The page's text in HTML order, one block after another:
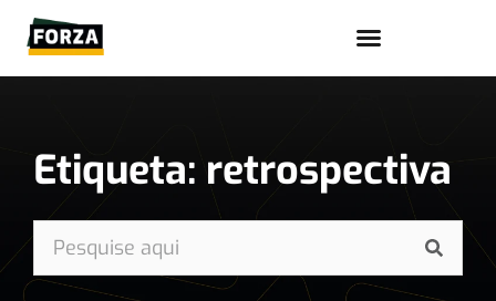
Etiqueta: retrospectiva